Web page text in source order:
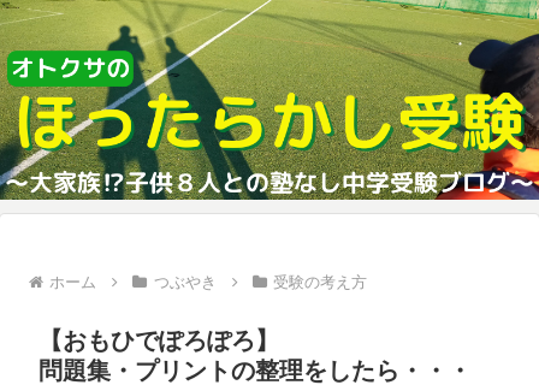
ホーム つぶやき 受験の考え方
【おもひでぽろぽろ】
問題集・プリントの整理をしたら・・・